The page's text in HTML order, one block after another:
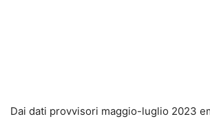
Dai dati provvisori maggio-luglio 2023